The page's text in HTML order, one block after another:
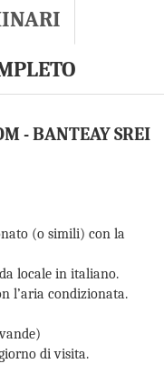
- BANTEAY SREI
(o simili) con la
locale in italiano.
l’aria condizionata.
di visita.